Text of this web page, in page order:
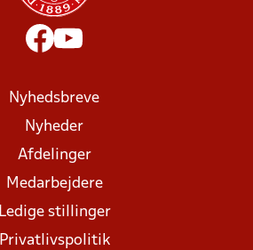
Nyhedsbreve
Nyheder
Afdelinger
Medarbejdere
Ledige stillinger
Privatlivspolitik